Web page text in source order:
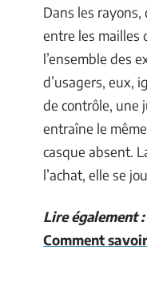
Dans les
entre les mailles
l’ensemble des
d’usagers, eux,
de contrôle, une
entraîne le
casque absent.
l’achat, elle se
Lire également :
Comment